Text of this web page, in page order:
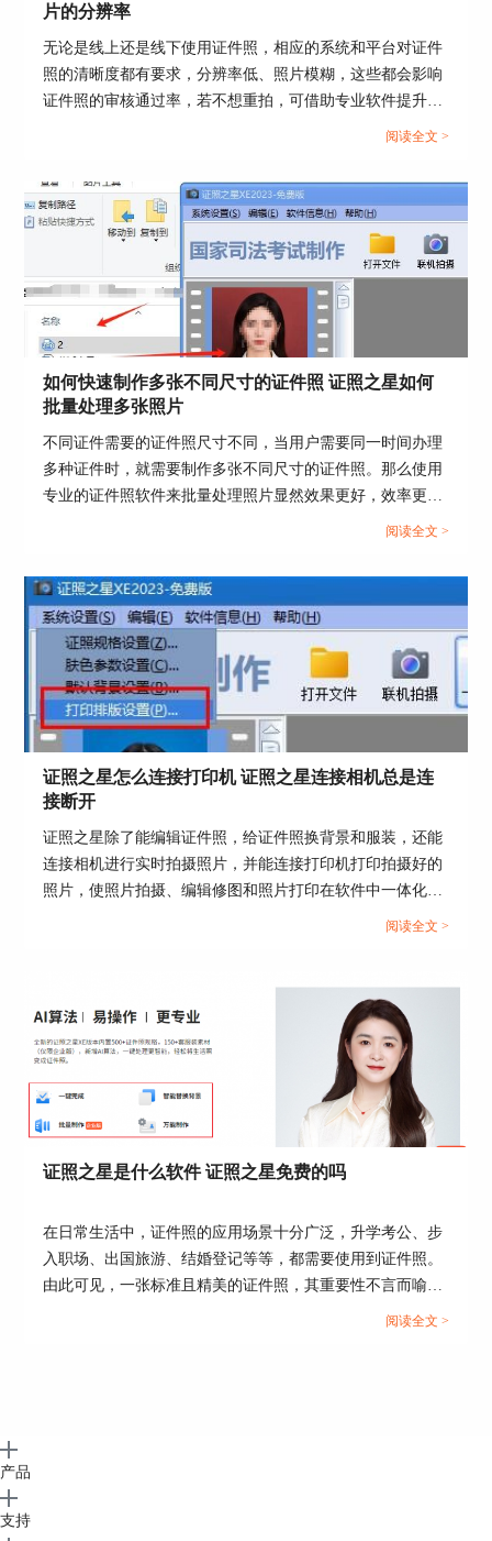
片的分辨率
无论是线上还是线下使用证件照，相应的系统和平台对证件
照的清晰度都有要求，分辨率低、照片模糊，这些都会影响
证件照的审核通过率，若不想重拍，可借助专业软件提升分
辨率。这篇文章就告诉大家证件照分辨率太低怎么办，证照
阅读全文 >
如何快速制作多张不同尺寸的证件照 证照之星如何
批量处理多张照片
不同证件需要的证件照尺寸不同，当用户需要同一时间办理
多种证件时，就需要制作多张不同尺寸的证件照。那么使用
专业的证件照软件来批量处理照片显然效果更好，效率更
高，这篇文章就告诉大家如何快速制作多张不同尺寸的证件
阅读全文 >
证照之星怎么连接打印机 证照之星连接相机总是连
接断开
证照之星除了能编辑证件照，给证件照换背景和服装，还能
连接相机进行实时拍摄照片，并能连接打印机打印拍摄好的
照片，使照片拍摄、编辑修图和照片打印在软件中一体化操
作。那么证件照如何在证照之星中拍摄和打印呢？这篇文章
阅读全文 >
证照之星是什么软件 证照之星免费的吗
在日常生活中，证件照的应用场景十分广泛，升学考公、步
入职场、出国旅游、结婚登记等等，都需要使用到证件照。
由此可见，一张标准且精美的证件照，其重要性不言而喻。
今天这篇文章就以“证照之星是什么软件，证照之星免费的
阅读全文 >
产品
支持